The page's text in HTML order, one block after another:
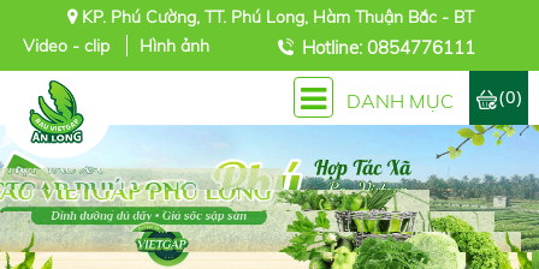
KP. Phú Cường, TT. Phú Long, Hàm Thuận Bắc - BT
Video - clip
Hình ảnh Hotline: 0854776111
(0)
DANH MỤC